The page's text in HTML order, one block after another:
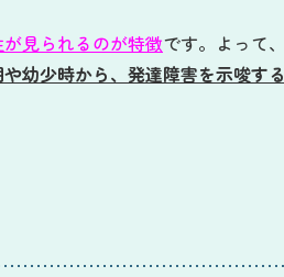
見られるのが特徴です。よって、
幼少時から、発達障害を示唆する